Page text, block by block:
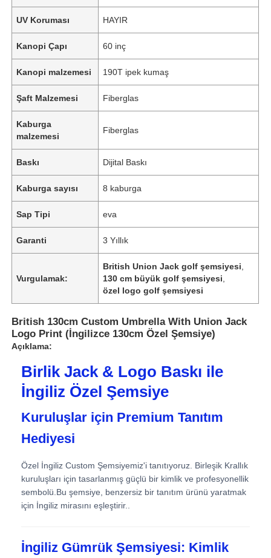
Ana sayfa
Hakkımızda
UV Koruması HAYIR
Kanopi Çapı 60 inç
Kanopi malzemesi 190T ipek kumaş
Şaft Malzemesi Fiberglas
Kaburga
malzemesi
Fiberglas
Baskı Dijital Baskı
Kaburga sayısı 8 kaburga
Sap Tipi eva
Garanti 3 Yıllık
Vurgulamak:
British Union Jack golf şemsiyesi
130 cm büyük golf şemsiyesi
özel logo golf şemsiyesi
British 130cm Custom Umbrella With Union Jack
Logo Print (İngilizce 130cm Özel Şemsiye)
Açıklama:
Birlik Jack & Logo Baskı ile
İngiliz Özel Şemsiye
Kuruluşlar için Premium Tanıtım
Hediyesi
Özel İngiliz Custom Şemsiyemiz'i tanıtıyoruz. Birleşik Krallık
kuruluşları için tasarlanmış güçlü bir kimlik ve profesyonellik
sembolü.Bu şemsiye, benzersiz bir tanıtım ürünü yaratmak
için İngiliz mirasını eşleştirir..
İngiliz Gümrük Şemsiyesi: Kimlik